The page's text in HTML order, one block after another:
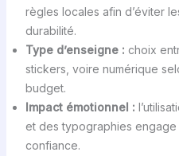
règles locales afin d’éviter
durabilité.
Type d’enseigne : choix
stickers, voire numérique
budget.
Impact émotionnel :
et des typographies
confiance.